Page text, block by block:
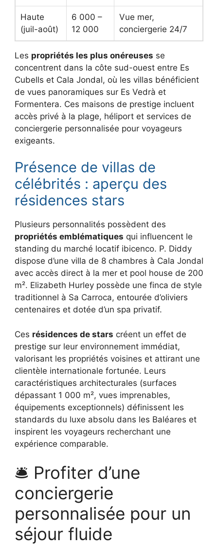
Haute
(juil-août)
6 000 –
12 000
Vue mer,
conciergerie 24/7
Les propriétés les plus onéreuses se
concentrent dans la côte sud-ouest entre Es
Cubells et Cala Jondal, où les villas bénéficient
de vues panoramiques sur Es Vedrà et
Formentera. Ces maisons de prestige incluent
accès privé à la plage, héliport et services de
conciergerie personnalisée pour voyageurs
exigeants.
Présence de villas de
célébrités : aperçu des
résidences stars
Plusieurs personnalités possèdent des
propriétés emblématiques qui influencent le
standing du marché locatif ibicenco. P. Diddy
dispose d’une villa de 8 chambres à Cala Jondal
avec accès direct à la mer et pool house de 200
m². Elizabeth Hurley possède une finca de style
traditionnel à Sa Carroca, entourée d’oliviers
centenaires et dotée d’un spa privatif.
Ces résidences de stars créent un effet de
prestige sur leur environnement immédiat,
valorisant les propriétés voisines et attirant une
clientèle internationale fortunée. Leurs
caractéristiques architecturales (surfaces
dépassant 1 000 m², vues imprenables,
équipements exceptionnels) définissent les
standards du luxe absolu dans les Baléares et
inspirent les voyageurs recherchant une
expérience comparable.
🛎️ Profiter d’une
conciergerie
personnalisée pour un
séjour fluide